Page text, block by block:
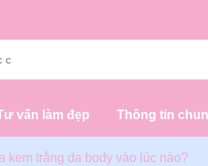
vấn làm đẹp Thông tin
kem trắng da body vào lúc nào?